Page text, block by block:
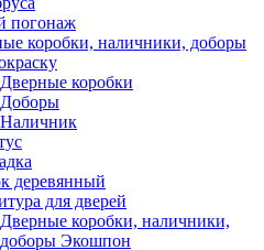
погонаж
коробки, наличники, доборы
Дверные коробки
Доборы
Наличник
деревянный
для дверей
Дверные коробки, наличники,
доборы Экошпон